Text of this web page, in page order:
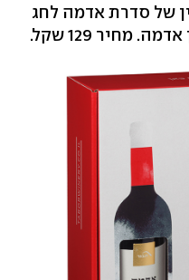
של סדרת אדמה לחג
מחיר 129 שקל.